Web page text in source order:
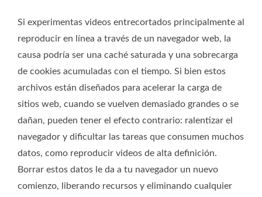
Si experimentas videos entrecortados principalmente al
reproducir en línea a través de un navegador web, la
causa podría ser una caché saturada y una sobrecarga
de cookies acumuladas con el tiempo. Si bien estos
archivos están diseñados para acelerar la carga de
sitios web, cuando se vuelven demasiado grandes o se
dañan, pueden tener el efecto contrario: ralentizar el
navegador y dificultar las tareas que consumen muchos
datos, como reproducir videos de alta definición.
Borrar estos datos le da a tu navegador un nuevo
comienzo, liberando recursos y eliminando cualquier